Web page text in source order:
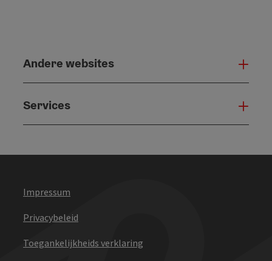
Andere websites
Services
Impressum
Privacybeleid
Toegankelijkheids verklaring